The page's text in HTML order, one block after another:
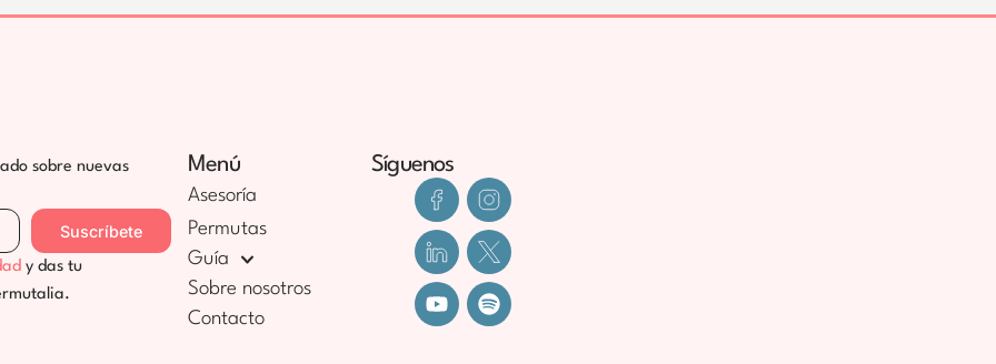
sobre nuevas
Suscríbete
y das tu
Menú
Asesoría
Permutas
Guía
Sobre nosotros
Contacto
Síguenos